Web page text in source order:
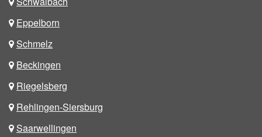
Eppelborn
Schmelz
Beckingen
Riegelsberg
Rehlingen-Siersburg
Saarwellingen